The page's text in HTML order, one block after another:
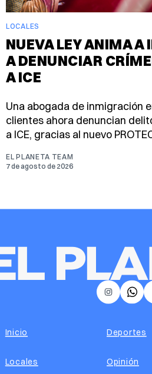
LOCALES
NUEVA LEY ANIMA A
A DENUNCIAR
A ICE
Una abogada de inmigración
clientes ahora denuncian
a ICE, gracias al nuevo
EL PLANETA TEAM
7 de agosto de 2026
𝕏
Inicio
Locales
Deportes
Opinión